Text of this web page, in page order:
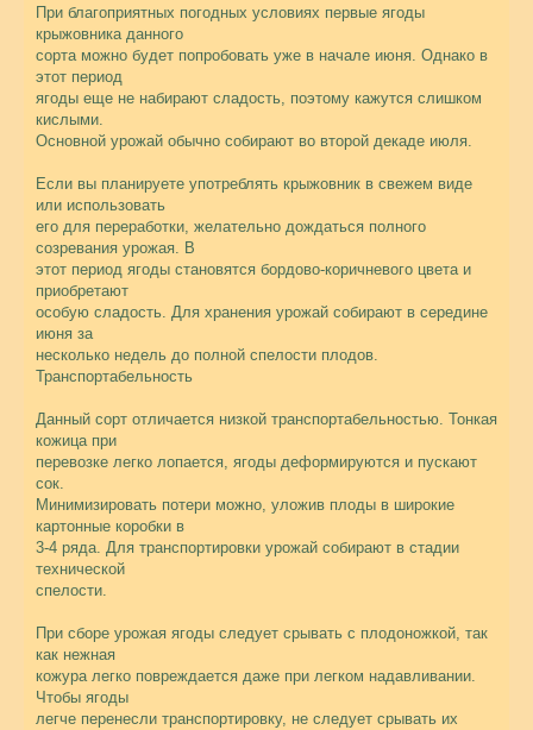
При благоприятных погодных условиях первые ягоды
крыжовника данного
сорта можно будет попробовать уже в начале июня. Однако в
этот период
ягоды еще не набирают сладость, поэтому кажутся слишком
кислыми.
Основной урожай обычно собирают во второй декаде июля.
Если вы планируете употреблять крыжовник в свежем виде
или использовать
его для переработки, желательно дождаться полного
созревания урожая. В
этот период ягоды становятся бордово-коричневого цвета и
приобретают
особую сладость. Для хранения урожай собирают в середине
июня за
несколько недель до полной спелости плодов.
Транспортабельность
Данный сорт отличается низкой транспортабельностью. Тонкая
кожица при
перевозке легко лопается, ягоды деформируются и пускают
сок.
Минимизировать потери можно, уложив плоды в широкие
картонные коробки в
3-4 ряда. Для транспортировки урожай собирают в стадии
технической
спелости.
При сборе урожая ягоды следует срывать с плодоножкой, так
как нежная
кожура легко повреждается даже при легком надавливании.
Чтобы ягоды
легче перенесли транспортировку, не следует срывать их